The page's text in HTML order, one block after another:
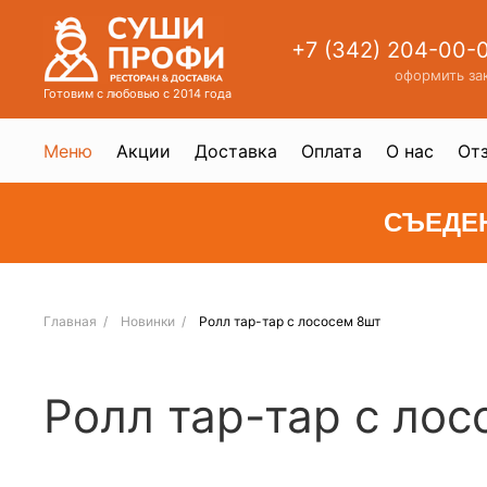
Готовим с любовью с 2014 года
+7 (342) 204-00-
оформить
Меню Акции Доставка Оплата О нас
Главная Новинки Ролл тар-тар с лососем 8шт
Ролл тар-тар с